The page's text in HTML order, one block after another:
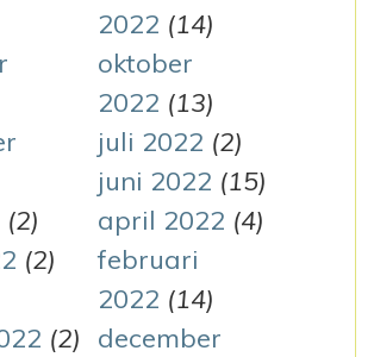
2022 (14)
oktober
2022 (13)
juli 2022 (2)
juni 2022 (15)
(2) april 2022 (4)
(2)
februari
2022 (14)
(2)
december